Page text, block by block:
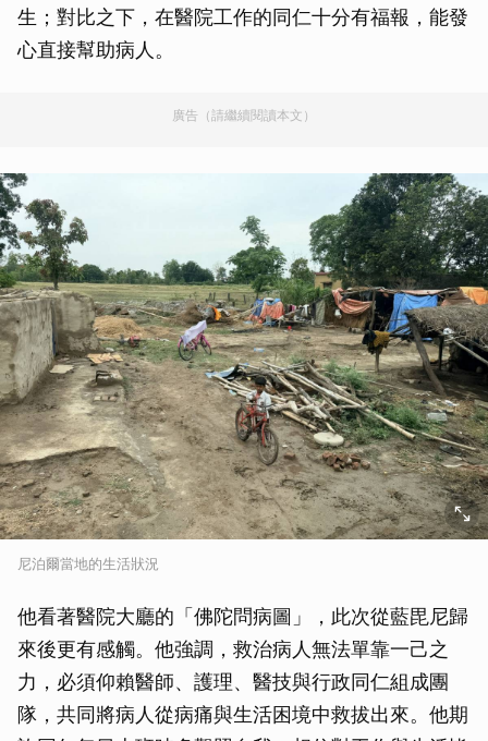
生；對比之下，在醫院工作的同仁十分有福報，能發
心直接幫助病人。
廣告（請繼續閱讀本文）
尼泊爾當地的生活狀況
他看著醫院大廳的「佛陀問病圖」，此次從藍毘尼歸
來後更有感觸。他強調，救治病人無法單靠一己之
力，必須仰賴醫師、護理、醫技與行政同仁組成團
隊，共同將病人從病痛與生活困境中救拔出來。他期